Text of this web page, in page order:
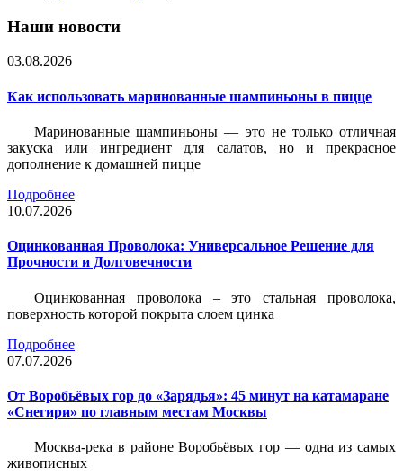
Наши новости
03.08.2026
Как использовать маринованные шампиньоны в пицце
Маринованные шампиньоны — это не только отличная
закуска или ингредиент для салатов, но и прекрасное
дополнение к домашней пицце
Подробнее
10.07.2026
Оцинкованная Проволока: Универсальное Решение для
Прочности и Долговечности
Оцинкованная проволока – это стальная проволока,
поверхность которой покрыта слоем цинка
Подробнее
07.07.2026
От Воробьёвых гор до «Зарядья»: 45 минут на катамаране
«Снегири» по главным местам Москвы
Москва-река в районе Воробьёвых гор — одна из самых
живописных